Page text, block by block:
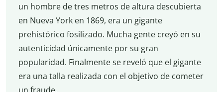
un hombre de tres metros de altura descubierta
en Nueva York en 1869, era un gigante
prehistórico fosilizado. Mucha gente creyó en su
autenticidad únicamente por su gran
popularidad. Finalmente se reveló que el gigante
era una talla realizada con el objetivo de cometer